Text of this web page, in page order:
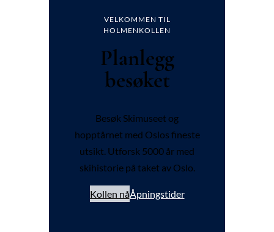
VELKOMMEN TIL
HOLMENKOLLEN
Planlegg
besøket
Besøk Skimuseet og
hopptårnet med Oslos fineste
utsikt. Utforsk 5000 år med
skihistorie på taket av Oslo.
Kollen nåÅpningstider